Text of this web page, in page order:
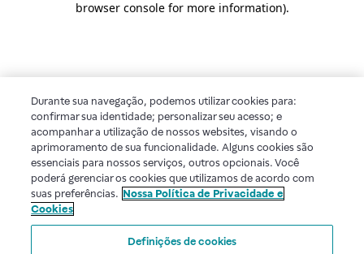
browser console for more information).
Durante sua navegação, podemos utilizar cookies para:
confirmar sua identidade; personalizar seu acesso; e
acompanhar a utilização de nossos websites, visando o
aprimoramento de sua funcionalidade. Alguns cookies são
essenciais para nossos serviços, outros opcionais. Você
poderá gerenciar os cookies que utilizamos de acordo com
suas preferências. Nossa Política de Privacidade e
Cookies
Definições de cookies